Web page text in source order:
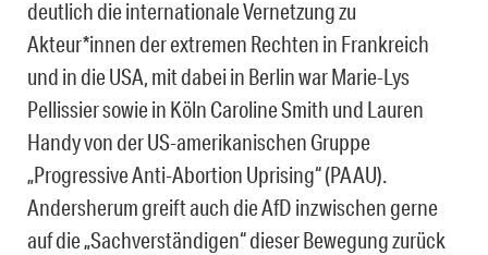
deutlich die internationale Vernetzung zu
Akteur*innen der extremen Rechten in Frankreich
und in die USA, mit dabei in Berlin war Marie-Lys
Pellissier sowie in Köln Caroline Smith und Lauren
Handy von der US-amerikanischen Gruppe
„Progressive Anti-Abortion Uprising“ (PAAU).
Andersherum greift auch die AfD inzwischen gerne
auf die „Sachverständigen“ dieser Bewegung zurück